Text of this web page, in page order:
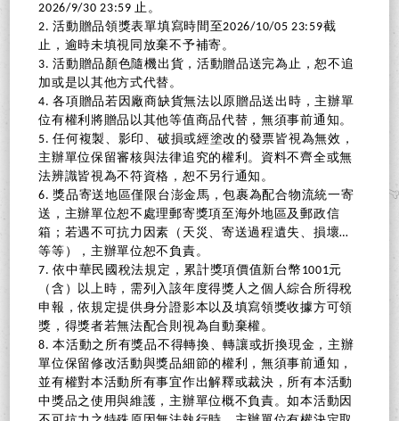
2026/9/30 23:59 止。
2. 活動贈品領獎表單填寫時間至2026/10/05 23:59截
止，逾時未填視同放棄不予補寄。
3. 活動贈品顏色隨機出貨，活動贈品送完為止，恕不追
加或是以其他方式代替。
4. 各項贈品若因廠商缺貨無法以原贈品送出時，主辦單
位有權利將贈品以其他等值商品代替，無須事前通知。
5. 任何複製、影印、破損或經塗改的發票皆視為無效，
主辦單位保留審核與法律追究的權利。資料不齊全或無
法辨識皆視為不符資格，恕不另行通知。
6. 獎品寄送地區僅限台澎金馬，包裹為配合物流統一寄
送，主辦單位恕不處理郵寄獎項至海外地區及郵政信
箱；若遇不可抗力因素（天災、寄送過程遺失、損壞…
等等），主辦單位恕不負責。
7. 依中華民國稅法規定，累計獎項價值新台幣1001元
（含）以上時，需列入該年度得獎人之個人綜合所得稅
申報，依規定提供身分證影本以及填寫領獎收據方可領
獎，得獎者若無法配合則視為自動棄權。
8. 本活動之所有獎品不得轉換、轉讓或折換現金，主辦
單位保留修改活動與獎品細節的權利，無須事前通知，
並有權對本活動所有事宜作出解釋或裁決，所有本活動
中獎品之使用與維護，主辦單位概不負責。如本活動因